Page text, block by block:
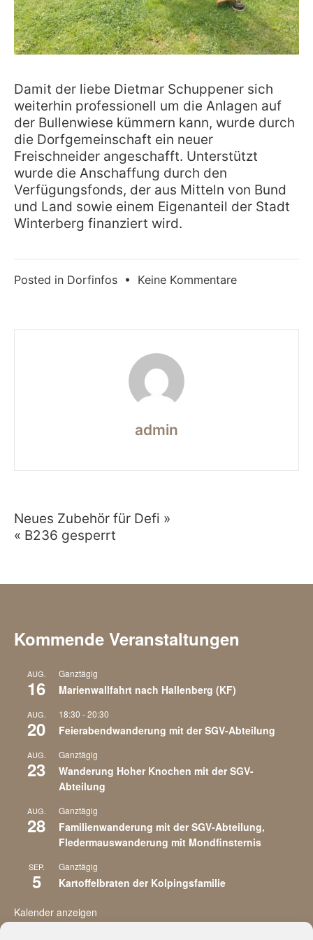
Damit der liebe Dietmar Schuppener sich
weiterhin professionell um die Anlagen auf
der Bullenwiese kümmern kann, wurde durch
die Dorfgemeinschaft ein neuer
Freischneider angeschafft. Unterstützt
wurde die Anschaffung durch den
Verfügungsfonds, der aus Mitteln von Bund
und Land sowie einem Eigenanteil der Stadt
Winterberg finanziert wird.
Posted in Dorfinfos • Keine Kommentarezu
admin
Beitragsnavigation
Neues Zubehör für Defi »
« B236 gesperrt
Kommende Veranstaltungen
AUG.
16
Ganztägig
Marienwallfahrt nach Hallenberg (KF)
AUG.
20
18:30 -20:30
Feierabendwanderung mit der SGV-Abteilung
AUG.
23
Ganztägig
Wanderung Hoher Knochen mit der SGV-
Abteilung
AUG.
28
Ganztägig
Familienwanderung mit der SGV-Abteilung,
Fledermauswanderung mit Mondfinsternis
SEP.
5
Ganztägig
Kartoffelbraten der Kolpingsfamilie
Kalender anzeigen